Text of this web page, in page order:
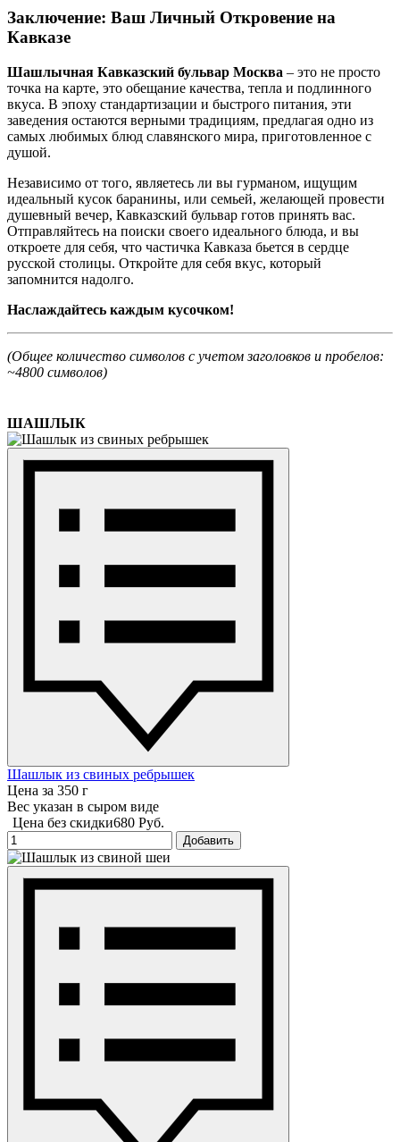
Заключение: Ваш Личный Откровение на
Кавказе
Шашлычная Кавказский бульвар Москва – это не просто
точка на карте, это обещание качества, тепла и подлинного
вкуса. В эпоху стандартизации и быстрого питания, эти
заведения остаются верными традициям, предлагая одно из
самых любимых блюд славянского мира, приготовленное с
душой.
Независимо от того, являетесь ли вы гурманом, ищущим
идеальный кусок баранины, или семьей, желающей провести
душевный вечер, Кавказский бульвар готов принять вас.
Отправляйтесь на поиски своего идеального блюда, и вы
откроете для себя, что частичка Кавказа бьется в сердце
русской столицы. Откройте для себя вкус, который
запомнится надолго.
Наслаждайтесь каждым кусочком!
(Общее количество символов с учетом заголовков и пробелов:
~4800 символов)
ШАШЛЫК
Шашлык из свиных ребрышек
Цена за 350 г
Вес указан в сыром виде
Цена без скидки680 Руб.
Добавить